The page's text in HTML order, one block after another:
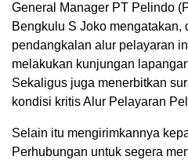
General Manager PT Pelindo
Bengkulu S Joko mengatakan,
pendangkalan alur pelayaran
melakukan kunjungan
Sekaligus juga menerbitkan
kondisi kritis Alur Pelayaran
Selain itu mengirimkannya
Perhubungan untuk segera